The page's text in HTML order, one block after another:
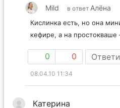
Mild в ответ Алёна
Кислинка есть, но она
кефире, а на
0 0
08.04.10 11:34
Катерина